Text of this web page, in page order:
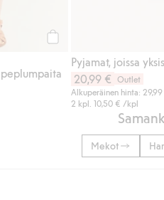
20,99 €
Outlet
Alkuperäinen hinta:
2 kpl.10,50 € /kpl
Mekot